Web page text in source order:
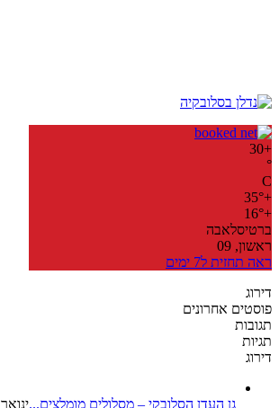
+
30
°
C
+
35°
+
16°
ברטיסלאבה
ראשון, 09
ראה תחזית ל7 ימים
דירוג
פוסטים אחרונים
תגובות
תגיות
דירוג
גן העדן הסלובקי – מסלולים מומלצים...ינואר 6, 2026 - 11:38 am